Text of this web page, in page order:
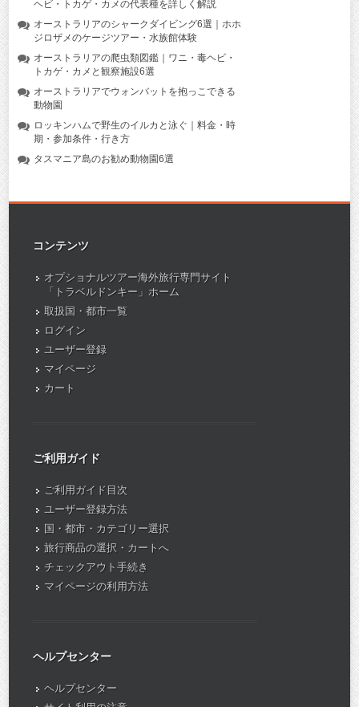
ヘビ・トカゲ・カメの代表種を詳しく解説
オーストラリアのシャークダイビング6選｜ホホ
ジロザメのケージツアー・水族館体験
オーストラリアの爬虫類図鑑｜ワニ・毒ヘビ・
トカゲ・カメと観察施設6選
オーストラリアでウォンバットを抱っこできる
動物園
ロッキンハムで野生のイルカと泳ぐ｜料金・時
期・参加条件・行き方
タスマニア島のお勧め動物園6選
コンテンツ
オプショナルツアー海外旅行専門サイト
「トラベルドンキー」ホーム
取扱国・都市一覧
ログイン
ユーザー登録
マイページ
カート
ご利用ガイド
ご利用ガイド目次
ユーザー登録方法
国・都市・カテゴリー選択
旅行商品の選択・カートへ
チェックアウト手続き
マイページの利用方法
ヘルプセンター
ヘルプセンター